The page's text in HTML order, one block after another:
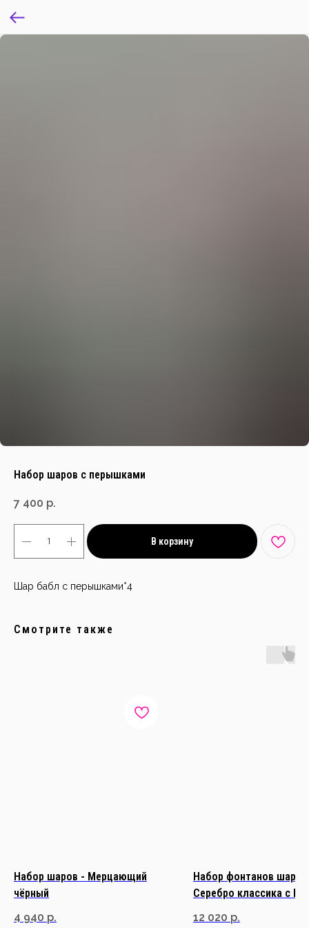
Набор шаров с перышками
7 400 р.
В корзину
Шар бабл с перышками*4
Смотрите также
Набор шаров - Мерцающий
чёрный
4 940 р.
Набор фонтанов шаров
Серебро классика с
12 020 р.